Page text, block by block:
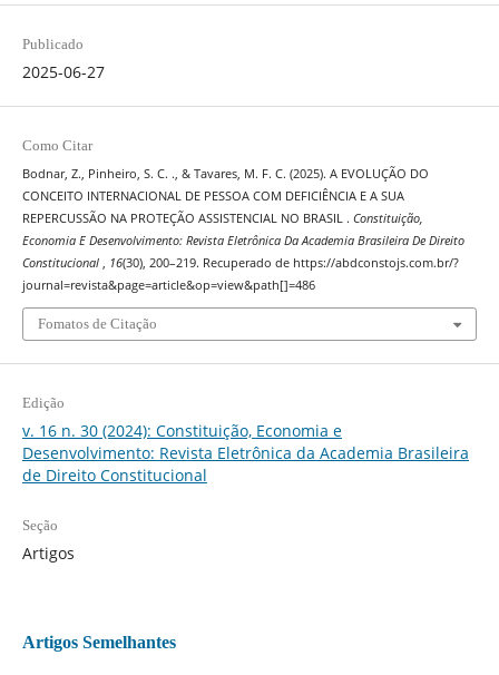
Publicado
2025-06-27
Como Citar
Bodnar, Z., Pinheiro, S. C. ., & Tavares, M. F. C. (2025). A EVOLUÇÃO DO
CONCEITO INTERNACIONAL DE PESSOA COM DEFICIÊNCIA E A SUA
REPERCUSSÃO NA PROTEÇÃO ASSISTENCIAL NO BRASIL . Constituição,
Economia E Desenvolvimento: Revista Eletrônica Da Academia Brasileira De Direito
Constitucional
16(30), 200–219. Recuperado de https://abdconstojs.com.br/?
journal=revista&page=article&op=view&path[]=486
Fomatos de Citação
Edição
v. 16 n. 30 (2024): Constituição, Economia e
Desenvolvimento: Revista Eletrônica da Academia Brasileira
de Direito Constitucional
Seção
Artigos
Artigos Semelhantes